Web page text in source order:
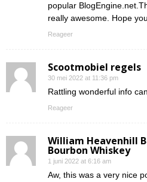
popular
really awesome. Hope
Reageer
Scootmobiel regels
30 mei 2022 at 11:36 pm
Rattling wonderful info
Reageer
William Heavenhill
Bourbon Whiskey
1 juni 2022 at 6:16 am
Aw, this was a very nice